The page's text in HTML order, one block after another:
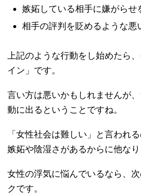
嫉妬している相手に嫌がらせ
相手の評判を貶めるような悪
上記のような行動をし始めたら
イン」です。
言い方は悪いかもしれませんが
動に出るということですね。
「女性社会は難しい」と言われ
嫉妬や陰湿さがあるからに他なり
女性の浮気に悩んでいるなら、
クです。